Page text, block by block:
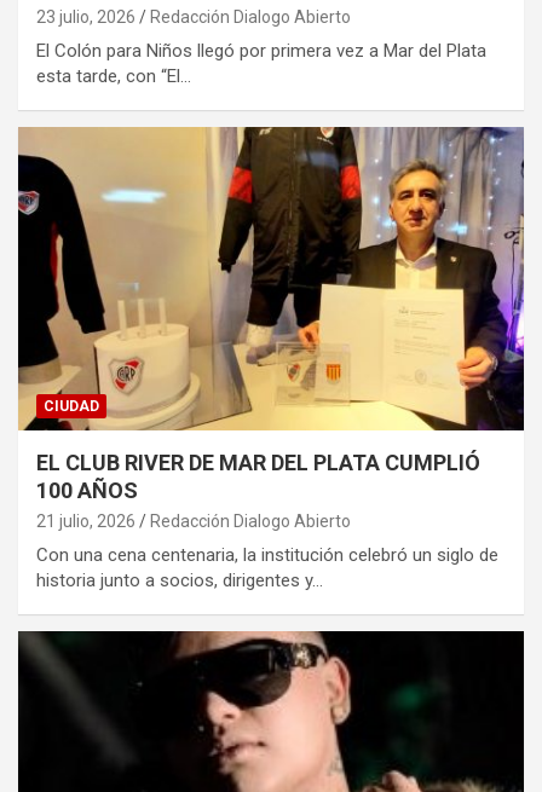
23 julio, 2026 Redacción Dialogo Abierto
El Colón para Niños llegó por primera vez a Mar del Plata
esta tarde, con “El…
CIUDAD
EL CLUB RIVER DE MAR DEL PLATA CUMPLIÓ
100 AÑOS
21 julio, 2026 Redacción Dialogo Abierto
Con una cena centenaria, la institución celebró un siglo de
historia junto a socios, dirigentes y…